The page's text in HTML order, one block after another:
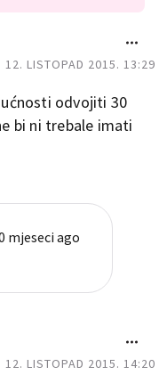
12. LISTOPAD 2015. 13:29
odvojiti 30
bi ni trebale imati
mjeseci ago
12. LISTOPAD 2015. 14:20